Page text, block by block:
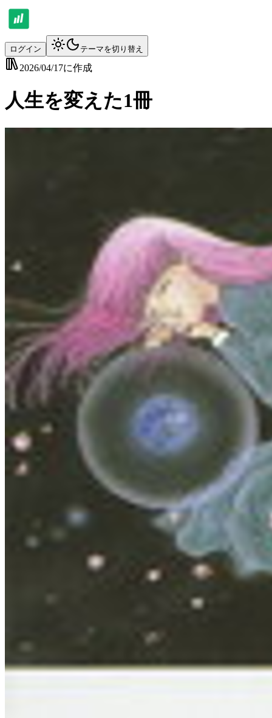
ログイン テーマを切り替え
2026/04/17に作成
人生を変えた1冊